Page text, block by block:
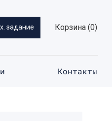
задание Корзина
Контакты